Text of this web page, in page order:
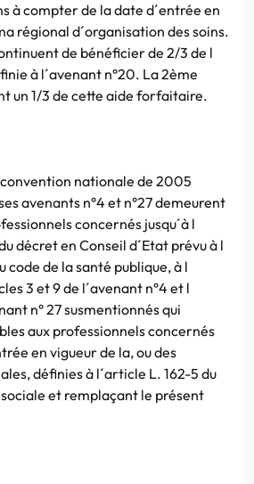
à compter de la date d´entrée en
régional d´organisation des soins.
de bénéficier de 2/3 de l
à l´avenant n°20. La 2ème
un 1/3 de cette aide forfaitaire.
nationale de 2005
avenants n°4 et n°27 demeurent
concernés jusqu´à l
décret en Conseil d´Etat prévu à l
code de la santé publique, à l
3 et 9 de l´avenant n°4 et l
n° 27 susmentionnés qui
aux professionnels concernés
en vigueur de la, ou des
définies à l´article L. 162-5 du
et remplaçant le présent